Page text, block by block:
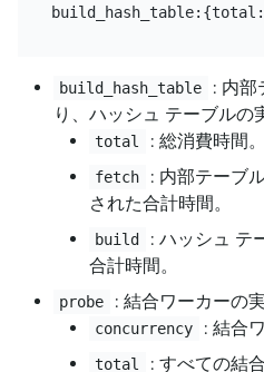
build_hash_table
: 内部
り、ハッシュ テーブルの
total : 総消費時間。
fetch
: 内部テーブ
された合計時間。
build
: ハッシュ テ
合計時間。
probe : 結合ワーカーの
concurrency : 結合
total
: すべての結